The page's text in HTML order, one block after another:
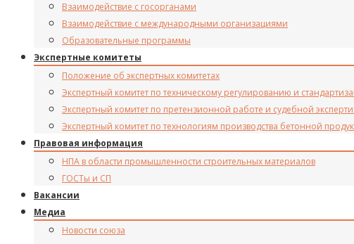
Взаимодействие с госорганами
Взаимодействие с международными организациями
Образовательные программы
Экспертные комитеты
Положение об экспертных комитетах
Экспертный комитет по техническому регулированию и
Экспертный комитет по претензионной работе и судебной
Экспертный комитет по технологиям производства бетонной
Правовая информация
НПА в области промышленности строительных материалов
ГОСТы и СП
Вакансии
Медиа
Новости союза